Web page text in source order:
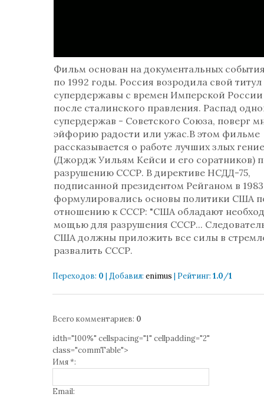
Фильм основан на документальных
по 1992 годы. Россия возродила свой титул
супердержавы с времен Имперской России
после сталинского правления. Распад
супердержав - Советского Союза, поверг
эйфорию радости или ужас.В этом фильме
рассказывается о работе лучших злых
(Джордж Уильям Кейси и его соратников)
разрушению СССР. В директиве НСДД-75,
подписанной президентом Рейганом в 1983
формулировались основы политики США
отношению к СССР: "США обладают
мощью для разрушения СССР...
США должны приложить все силы в
развалить СССР.
Переходов: 0 | Добавил: enimus | Рейтинг: 1.0/1
Всего комментариев: 0
idth="100%" cellspacing="1" cellpadding="2"
class="commTable">
Имя *:
Email: